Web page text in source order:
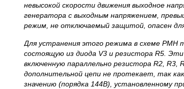
невысокой скорости движения выходное
генератора с выходным напряжением,
режим, не отключаемый защитой, опасен
Для устранения этого режима в схеме РМН
состоящую из диода V3 и резистора R5. Эти
включенную параллельно резистора R2, R3,
дополнительной цепи не протекает, так
значению (порядка 144В), установленному